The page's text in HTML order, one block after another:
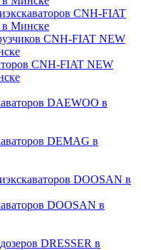
CNH-FIAT
Минске
CNH-FIAT NEW
CNH-FIAT NEW
DAEWOO в
DEMAG в
DOOSAN в
DOOSAN в
DRESSER в